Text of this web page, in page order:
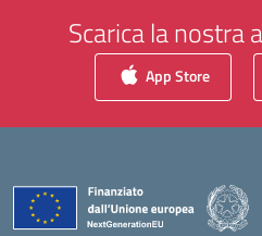
Scarica la nostra
App Store